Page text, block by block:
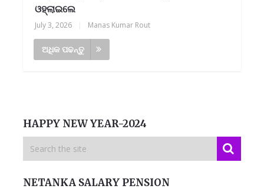
ଓହ୍ଲାଇଲେ
July 3, 2026 Manas Kumar Rout
ଅଧିକ ପଢନ୍ତୁ
HAPPY NEW YEAR-2024
NETANKA SALARY PENSION